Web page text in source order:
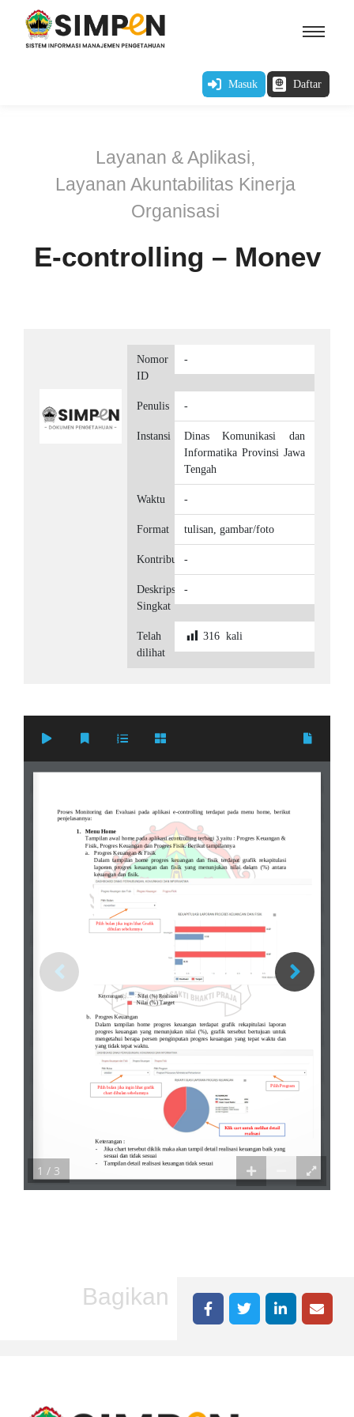
Masuk Daftar
Layanan & Aplikasi,
Layanan Akuntabilitas Kinerja
Organisasi
E-controlling – Monev
Nomor
ID
-
Penulis -
Instansi
Dinas Komunikasi dan
Informatika Provinsi Jawa
Tengah
Waktu -
Format tulisan, gambar/foto
Kontributor
-
Deskripsi
Singkat
-
Telah
dilihat
316kali
1 / 3
Bagikan